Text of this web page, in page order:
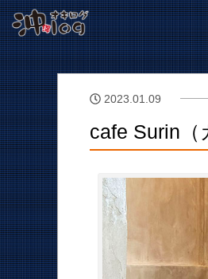
2023.01.09
cafe Surin（